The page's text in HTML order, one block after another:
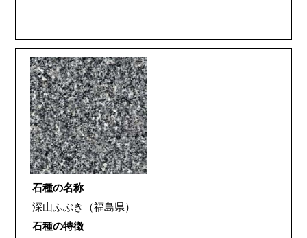
石種の名称
深山ふぶき（福島県）
石種の特徴